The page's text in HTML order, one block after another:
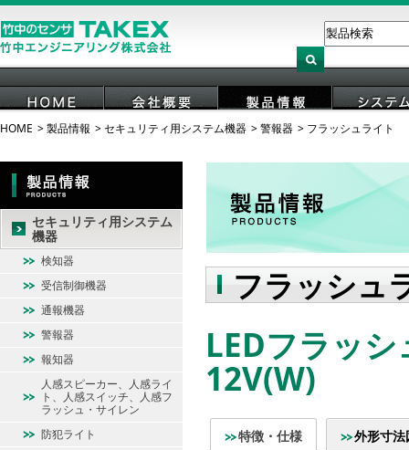
HOME 会社概要 製品情報 システ
HOME 製品情報 セキュリティ用システム機器 警報器 フラッシュライト
フラッシュ
LEDフラッ
12V(W)
特徴・仕様 外形寸法
セキュリティ用システム
機器
検知器
受信制御機器
通報機器
警報器
報知器
人感スピーカー、人感ライ
ト、人感スイッチ、人感フ
ラッシュ・サイレン
防犯ライト